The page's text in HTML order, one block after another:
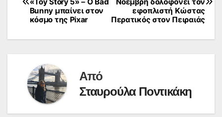
άρθρων
εφοπλιστή Κώστας
Περατικός στον Πειραιάς
Bunny μπαίνει στον
κόσμο της Pixar
Από
Σταυρούλα Ποντικάκη